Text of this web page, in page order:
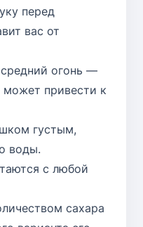
перед
вас от
огонь —
привести к
густым,
воды.
с любой
сахара